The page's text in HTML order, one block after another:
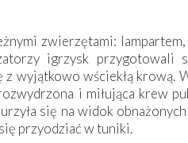
zwierzętami:
igrzysk przygotowali
wyjątkowo wściekłą krową.
i miłująca krew
się na widok
przyodziać w tuniki.